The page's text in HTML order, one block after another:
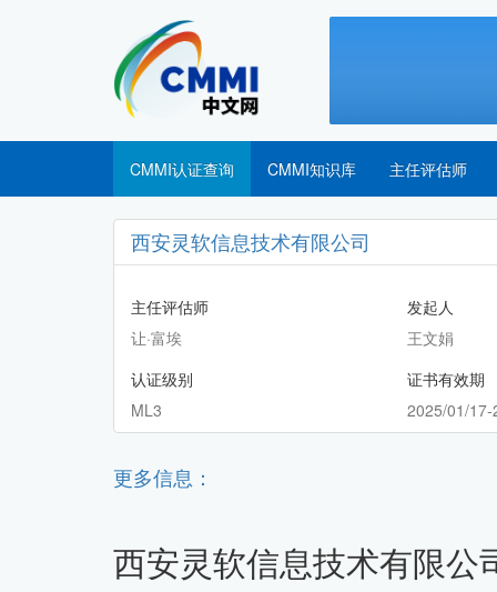
CMMI中文网
CMMI认证查询 CMMI知识库 主任评估师
西安灵软信息技术有限公司
主任评估师
让·富埃
发起人
王文娟
认证级别
ML3
证书有效期
2025/01/
更多信息：
西安灵软信息技术有限公